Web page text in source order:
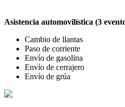
Asistencia automovilística (3
Cambio de llantas
Paso de corriente
Envío de gasolina
Envío de cerrajero
Envío de grúa